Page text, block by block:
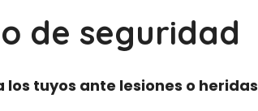
de seguridad
los tuyos ante lesiones o heridas